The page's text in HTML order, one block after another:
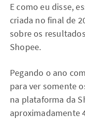
E como eu disse,
criada no final de
sobre os
Shopee.
Pegando o ano
para ver somente
na plataforma da
aproximadamente